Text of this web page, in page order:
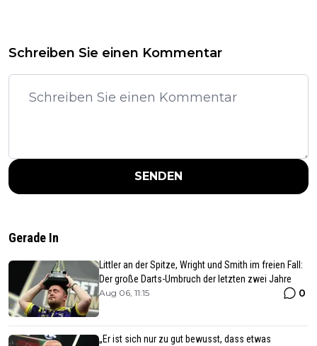
Schreiben Sie einen Kommentar
SENDEN
Gerade In
Littler an der Spitze, Wright und Smith im freien Fall:
Der große Darts-Umbruch der letzten zwei Jahre
Aug 06, 11:15 0
„Er ist sich nur zu gut bewusst, dass etwas